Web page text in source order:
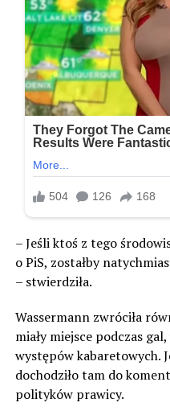
– Jeśli ktoś z tego
o PiS, zostałby
– stwierdziła.
Wassermann zwróciła
miały miejsce podczas
występów kabaretowych.
dochodziło tam do
polityków prawicy.